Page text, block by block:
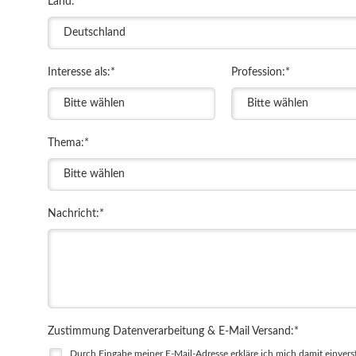
*
Interesse als: *
Profession:
*
Thema:
*
Nachricht:
*
Zustimmung Datenverarbeitung & E-Mail Versand:
Durch Eingabe meiner E-Mail-Adresse erkläre ich mich damit